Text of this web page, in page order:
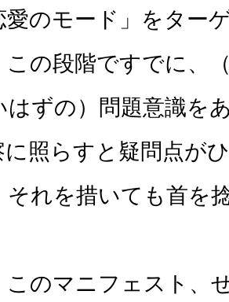
愛のモード」をター
この段階ですでに、
はずの）問題意識を
に照らすと疑問点が
それを措いても首を
このマニフェスト、